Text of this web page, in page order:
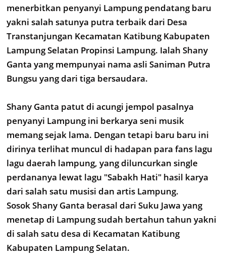
menerbitkan penyanyi Lampung pendatang baru
yakni salah satunya putra terbaik dari Desa
Transtanjungan Kecamatan Katibung Kabupaten
Lampung Selatan Propinsi Lampung. Ialah Shany
Ganta yang mempunyai nama asli Saniman Putra
Bungsu yang dari tiga bersaudara.
Shany Ganta patut di acungi jempol pasalnya
penyanyi Lampung ini berkarya seni musik
memang sejak lama. Dengan tetapi baru baru ini
dirinya terlihat muncul di hadapan para fans lagu
lagu daerah lampung, yang diluncurkan single
perdananya lewat lagu "Sabakh Hati" hasil karya
dari salah satu musisi dan artis Lampung.
Sosok Shany Ganta berasal dari Suku Jawa yang
menetap di Lampung sudah bertahun tahun yakni
di salah satu desa di Kecamatan Katibung
Kabupaten Lampung Selatan.